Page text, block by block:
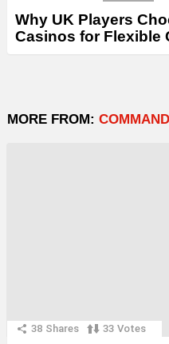
Why UK Players
Casinos for Flexible
MORE FROM:
38 Shares 33 Votes